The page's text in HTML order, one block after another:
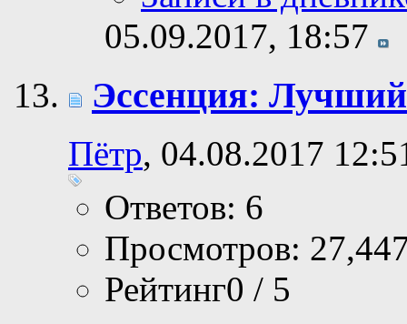
05.09.2017, 18:57
Эссенция:
Пётр, 04.08.2017
Ответов: 6
Просмотров:
Рейтинг0 / 5